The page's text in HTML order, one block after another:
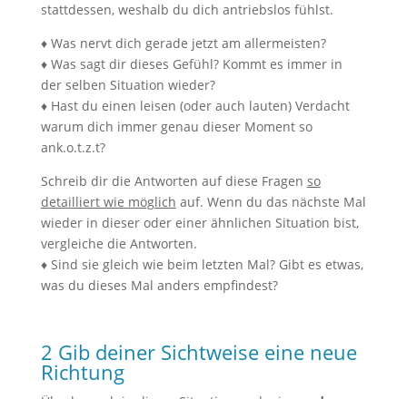
stattdessen, weshalb du dich antriebslos fühlst.
♦ Was nervt dich gerade jetzt am allermeisten?
♦ Was sagt dir dieses Gefühl? Kommt es immer in
der selben Situation wieder?
♦ Hast du einen leisen (oder auch lauten) Verdacht
warum dich immer genau dieser Moment so
ank.o.t.z.t?
Schreib dir die Antworten auf diese Fragen so
detailliert wie möglich auf. Wenn du das nächste Mal
wieder in dieser oder einer ähnlichen Situation bist,
vergleiche die Antworten.
♦ Sind sie gleich wie beim letzten Mal? Gibt es etwas,
was du dieses Mal anders empfindest?
2 Gib deiner Sichtweise eine neue
Richtung